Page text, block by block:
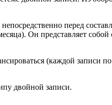
перед
Он представляет
(каждой записи по
двойной записи.